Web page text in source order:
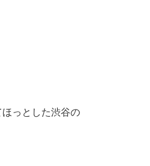
っとした渋谷の